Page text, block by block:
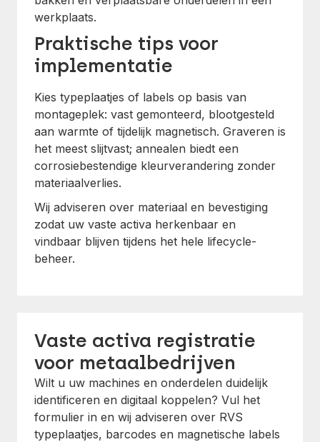
werkplaats.
Praktische tips voor
implementatie
Kies typeplaatjes of labels op basis van
montageplek: vast gemonteerd, blootgesteld
aan warmte of tijdelijk magnetisch. Graveren is
het meest slijtvast; annealen biedt een
corrosiebestendige kleurverandering zonder
materiaalverlies.
Wij adviseren over materiaal en bevestiging
zodat uw vaste activa herkenbaar en
vindbaar blijven tijdens het hele lifecycle-
beheer.
Vaste activa registratie
voor metaalbedrijven
Wilt u uw machines en onderdelen duidelijk
identificeren en digitaal koppelen? Vul het
formulier in en wij adviseren over RVS
typeplaatjes, barcodes en magnetische labels